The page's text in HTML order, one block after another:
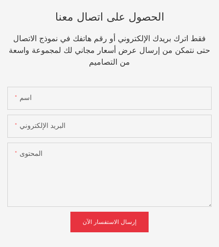
الحصول على اتصال معنا
فقط اترك بريدك الإلكتروني أو رقم هاتفك في نموذج الاتصال
حتى نتمكن من إرسال عرض أسعار مجاني لك لمجموعة واسعة
من التصاميم
اسم
البريد الإلكتروني
المحتوى
إرسال الاستفسار الآن